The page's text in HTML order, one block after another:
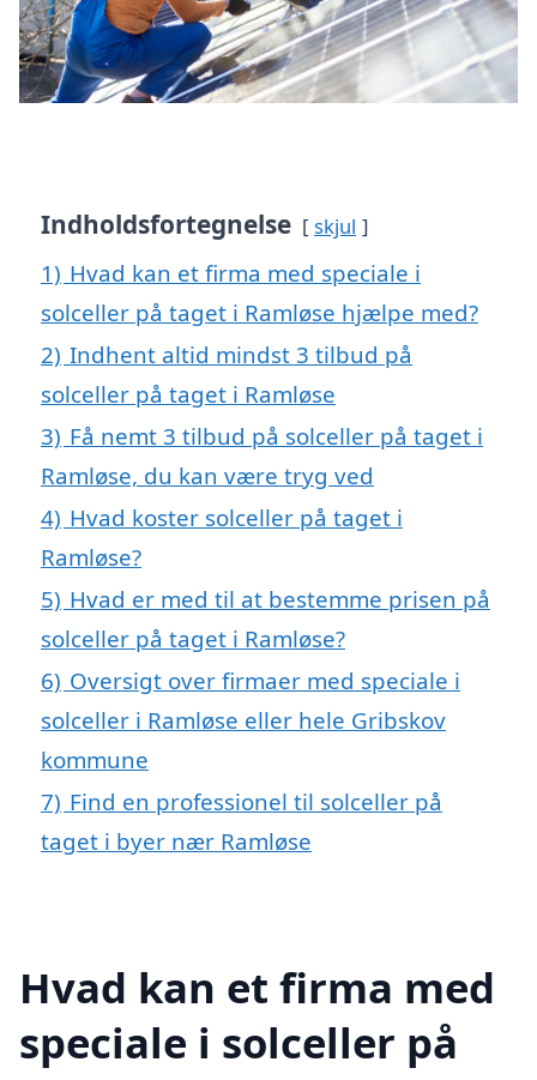
Indholdsfortegnelse skjul
1) Hvad kan et firma med speciale i
solceller på taget i Ramløse hjælpe med?
2) Indhent altid mindst 3 tilbud på
solceller på taget i Ramløse
3) Få nemt 3 tilbud på solceller på taget i
Ramløse, du kan være tryg ved
4) Hvad koster solceller på taget i
Ramløse?
5) Hvad er med til at bestemme prisen på
solceller på taget i Ramløse?
6) Oversigt over firmaer med speciale i
solceller i Ramløse eller hele Gribskov
kommune
7) Find en professionel til solceller på
taget i byer nær Ramløse
Hvad kan et firma med
speciale i solceller på